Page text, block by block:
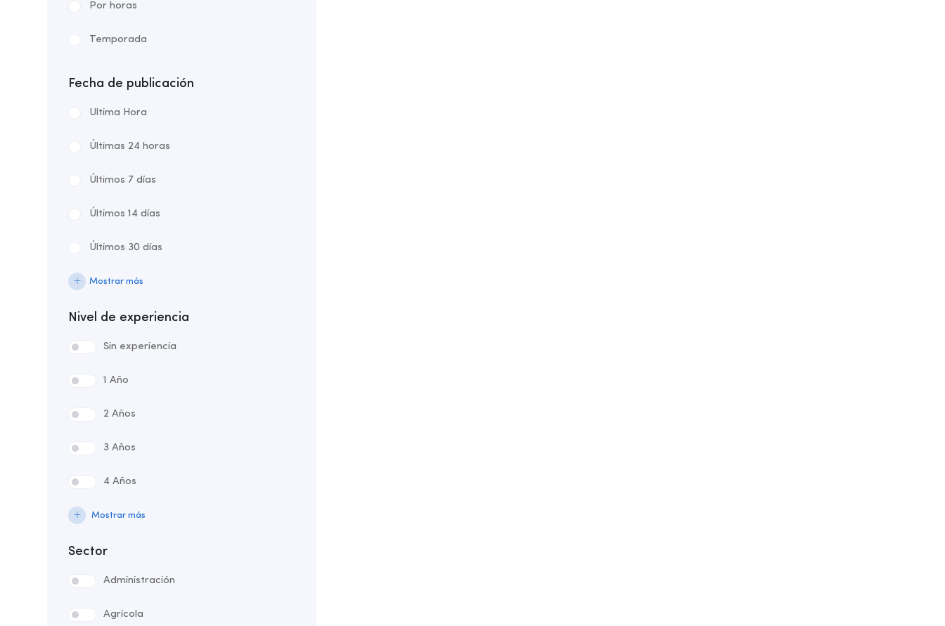
Por horas
Temporada
Fecha de publicación
Ultima Hora
Últimas 24 horas
Últimos 7 días
Últimos 14 días
Últimos 30 días
Mostrar más
Nivel de experiencia
Sin experiencia
1 Año
2 Años
3 Años
4 Años
Mostrar más
Sector
Administración
Agrícola